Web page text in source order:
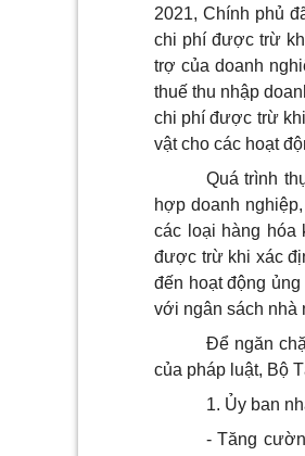
2021, Chính phủ
chi phí được trừ
trợ của doanh
thuế thu nhập
chi phí được trừ
vật cho các hoạt
Quá trình
hợp doanh
các loại hàng hóa
được trừ khi xác
đến hoạt động
với ngân sách nhà
Để ngăn
của pháp luật, Bộ
1. Ủy ban
- Tăng